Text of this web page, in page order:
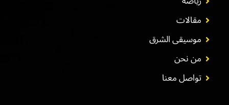
مقالات
موسيقى الشرق
من نحن
تواصل معنا